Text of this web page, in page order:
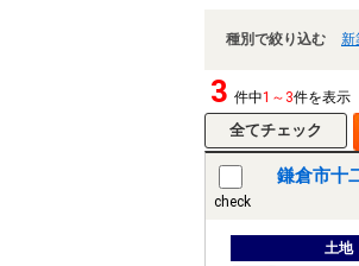
種別で絞り込む 新
3 件中1～3件を表示
check
鎌倉市十
土地